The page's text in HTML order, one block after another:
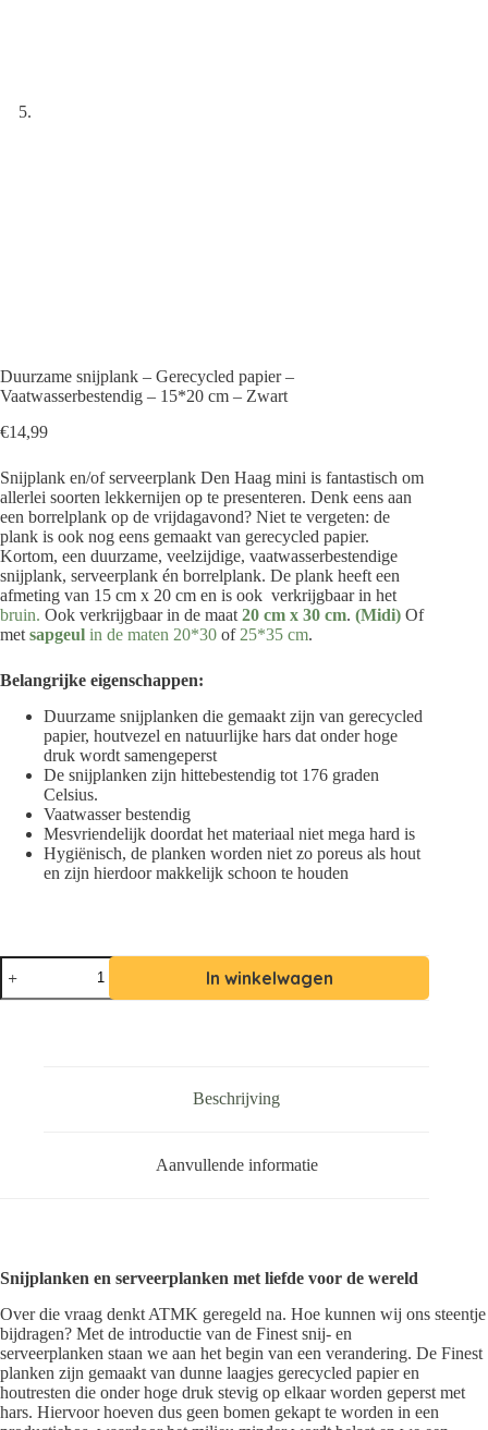
Duurzame snijplank – Gerecycled papier –
Vaatwasserbestendig – 15*20 cm – Zwart
€14,99
Snijplank en/of serveerplank Den Haag mini is fantastisch om
allerlei soorten lekkernijen op te presenteren. Denk eens aan
een borrelplank op de vrijdagavond? Niet te vergeten: de
plank is ook nog eens gemaakt van gerecycled papier.
Kortom, een duurzame, veelzijdige, vaatwasserbestendige
snijplank, serveerplank én borrelplank. De plank heeft een
afmeting van 15 cm x 20 cm en is ook verkrijgbaar in het
bruin. Ook verkrijgbaar in de maat 20 cm x 30 cm. (Midi) Of
met sapgeul in de maten 20*30 of 25*35 cm.
Belangrijke eigenschappen:
Duurzame snijplanken die gemaakt zijn van gerecycled
papier, houtvezel en natuurlijke hars dat onder hoge
druk wordt samengeperst
De snijplanken zijn hittebestendig tot 176 graden
Celsius.
Vaatwasser bestendig
Mesvriendelijk doordat het materiaal niet mega hard is
Hygiënisch, de planken worden niet zo poreus als hout
en zijn hierdoor makkelijk schoon te houden
In winkelwagen
Beschrijving
Aanvullende informatie
Snijplanken en serveerplanken met liefde voor de wereld
Over die vraag denkt ATMK geregeld na. Hoe kunnen wij ons steentje
bijdragen? Met de introductie van de Finest snij- en
serveerplanken staan we aan het begin van een verandering. De Finest
planken zijn gemaakt van dunne laagjes gerecycled papier en
houtresten die onder hoge druk stevig op elkaar worden geperst met
hars. Hiervoor hoeven dus geen bomen gekapt te worden in een